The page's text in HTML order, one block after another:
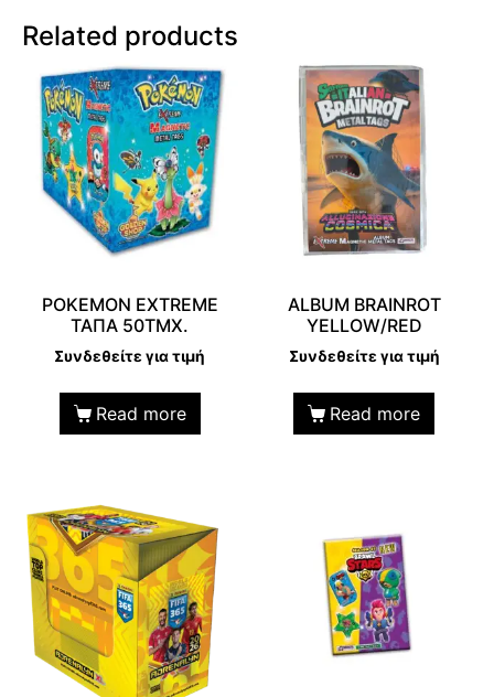
Related products
POKEMON EXTREME
TAΠΑ 50ΤΜΧ.
Συνδεθείτε για τιμή
Read more
ALBUM BRAINROT
YELLOW/RED
Συνδεθείτε για τιμή
Read more